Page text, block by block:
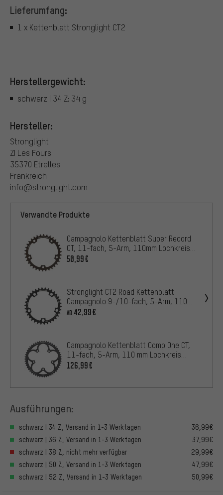
Lieferumfang:
1 x Kettenblatt Stronglight CT2
Herstellergewicht:
schwarz | 34 Z: 34 g
Hersteller:
Stronglight
ZI Les Fours
35370 Etrelles
Frankreich
info@stronglight.com
Verwandte Produkte
Campagnolo Kettenblatt Super Record
CT, 11-fach, 5-Arm, 110mm Lochkreis
2011-2014
50,99€
Stronglight CT2 Road Kettenblatt
Campagnolo 9-/10-fach, 5-Arm, 110
mm Lochkreis
AB 42,99€
Campagnolo Kettenblatt Comp One CT,
11-fach, 5-Arm, 110 mm Lochkreis
2011-2015
126,99€
Ausführungen:
schwarz | 34 Z, Versand in 1-3 Werktagen
36,99€
schwarz | 36 Z, Versand in 1-3 Werktagen
37,99€
schwarz | 38 Z, nicht mehr verfügbar
29,99€
schwarz | 50 Z, Versand in 1-3 Werktagen
47,99€
schwarz | 52 Z, Versand in 1-3 Werktagen
50,99€